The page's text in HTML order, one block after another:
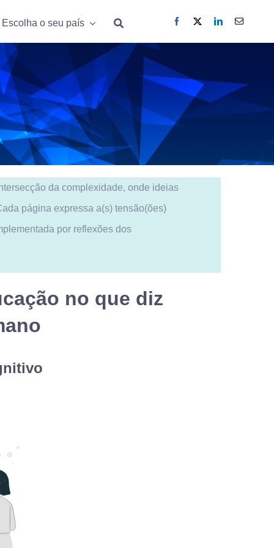
Escolha o seu país
Escolha o seu país
da complexidade, onde ideias
página expressa a(s) tensão(ões)
por reflexões dos
no que diz